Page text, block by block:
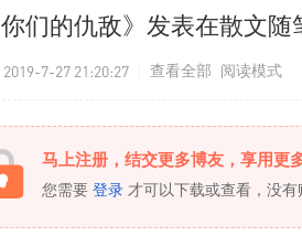
你们的仇敌》发表在散文随
7-27 21:20:27 查看全部 阅读模式
马上注册，结交更多博友，享用更
您需要 登录 才可以下载或查看，没有